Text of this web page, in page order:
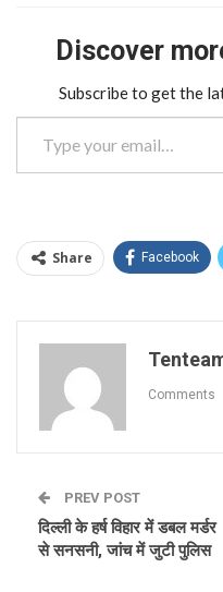
Discover
Subscribe to get the
Type your email…
Share Facebook
Comments
PREV POST
दिल्ली के हर्ष विहार में डबल मर्डर
से सनसनी, जांच में जुटी पुलिस